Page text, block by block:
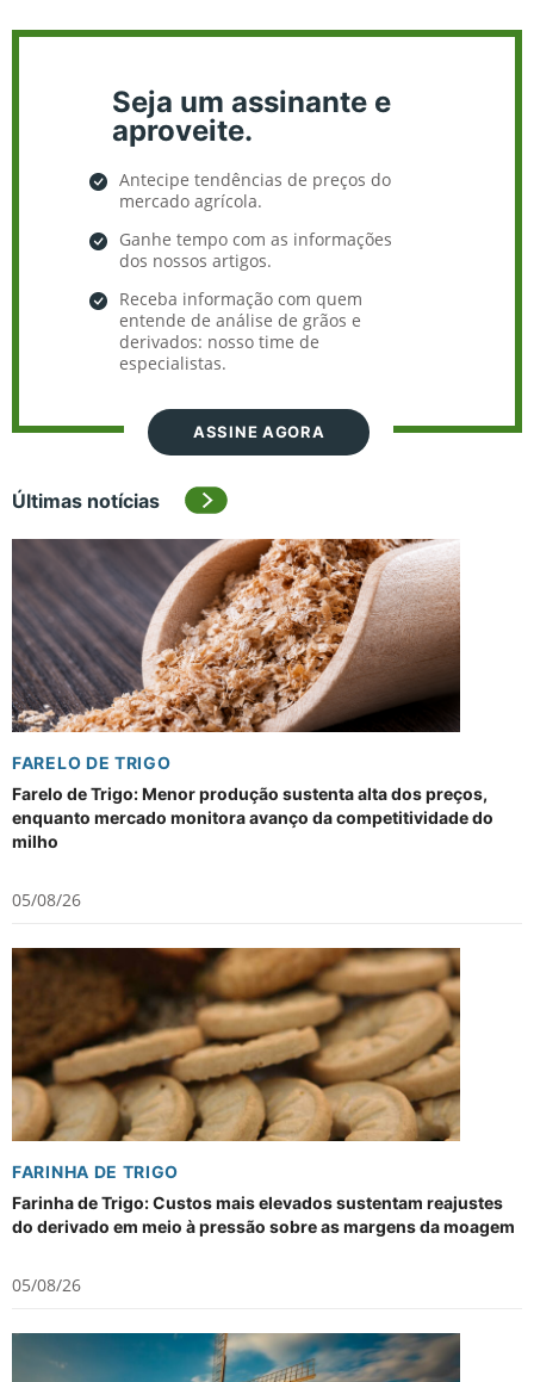
Seja um assinante e
aproveite.
Antecipe tendências de preços do
mercado agrícola.
Ganhe tempo com as informações
dos nossos artigos.
Receba informação com quem
entende de análise de grãos e
derivados: nosso time de
especialistas.
ASSINE AGORA
Últimas notícias
FARELO DE TRIGO
Farelo de Trigo: Menor produção sustenta alta dos preços,
enquanto mercado monitora avanço da competitividade do
milho
05/08/26
FARINHA DE TRIGO
Farinha de Trigo: Custos mais elevados sustentam reajustes
do derivado em meio à pressão sobre as margens da moagem
05/08/26